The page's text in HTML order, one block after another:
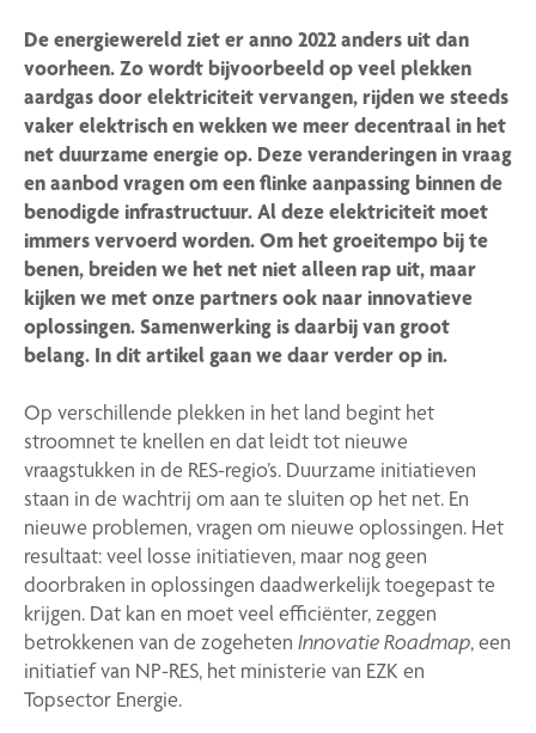
De energiewereld ziet er anno 2022 anders uit dan
voorheen. Zo wordt bijvoorbeeld op veel plekken
aardgas door elektriciteit vervangen, rijden we steeds
vaker elektrisch en wekken we meer decentraal in het
net duurzame energie op. Deze veranderingen in vraag
en aanbod vragen om een flinke aanpassing binnen de
benodigde infrastructuur. Al deze elektriciteit moet
immers vervoerd worden. Om het groeitempo bij te
benen, breiden we het net niet alleen rap uit, maar
kijken we met onze partners ook naar innovatieve
oplossingen. Samenwerking is daarbij van groot
belang. In dit artikel gaan we daar verder op in.
Op verschillende plekken in het land begint het
stroomnet te knellen en dat leidt tot nieuwe
vraagstukken in de RES-regio’s. Duurzame initiatieven
staan in de wachtrij om aan te sluiten op het net. En
nieuwe problemen, vragen om nieuwe oplossingen. Het
resultaat: veel losse initiatieven, maar nog geen
doorbraken in oplossingen daadwerkelijk toegepast te
krijgen. Dat kan en moet veel efficiënter, zeggen
betrokkenen van de zogeheten Innovatie Roadmap, een
initiatief van NP-RES, het ministerie van EZK en
Topsector Energie.